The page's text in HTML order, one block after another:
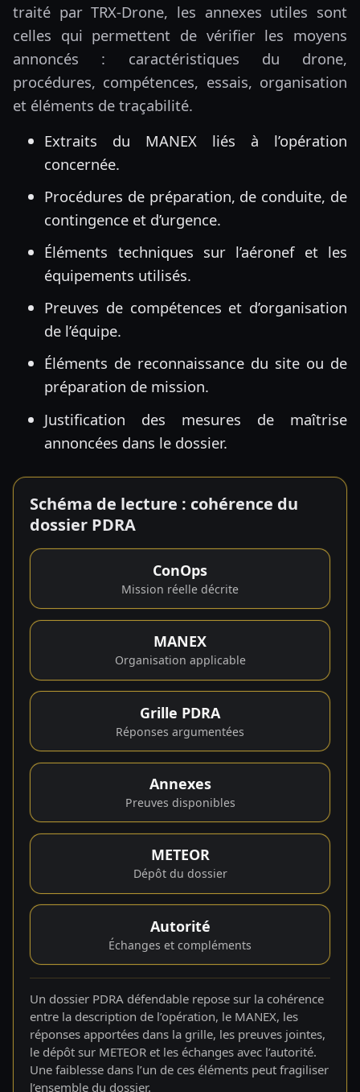
traité par TRX-Drone, les annexes utiles sont
celles qui permettent de vérifier les moyens
annoncés : caractéristiques du drone,
procédures, compétences, essais, organisation
et éléments de traçabilité.
Extraits du MANEX liés à l’opération
concernée.
Procédures de préparation, de conduite, de
contingence et d’urgence.
Éléments techniques sur l’aéronef et les
équipements utilisés.
Preuves de compétences et d’organisation
de l’équipe.
Éléments de reconnaissance du site ou de
préparation de mission.
Justification des mesures de maîtrise
annoncées dans le dossier.
Schéma de lecture : cohérence du
dossier PDRA
ConOps
Mission réelle décrite
MANEX
Organisation applicable
Grille PDRA
Réponses argumentées
Annexes
Preuves disponibles
METEOR
Dépôt du dossier
Autorité
Échanges et compléments
Un dossier PDRA défendable repose sur la cohérence
entre la description de l’opération, le MANEX, les
réponses apportées dans la grille, les preuves jointes,
le dépôt sur METEOR et les échanges avec l’autorité.
Une faiblesse dans l’un de ces éléments peut fragiliser
l’ensemble du dossier.